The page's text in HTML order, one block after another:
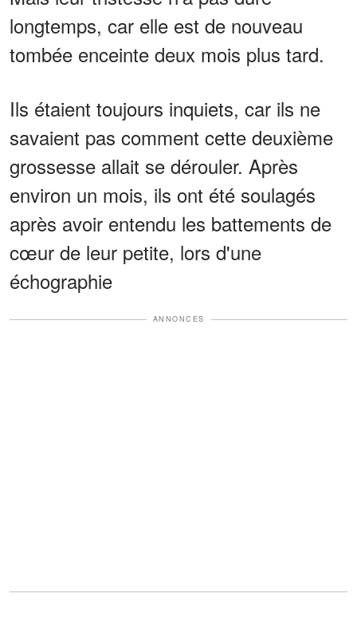
longtemps, car elle est de nouveau
tombée enceinte deux mois plus tard.
Ils étaient toujours inquiets, car ils ne
savaient pas comment cette deuxième
grossesse allait se dérouler. Après
environ un mois, ils ont été soulagés
après avoir entendu les battements de
cœur de leur petite, lors d'une
échographie
ANNONCES